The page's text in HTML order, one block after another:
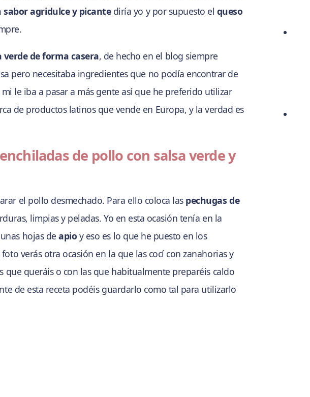
agridulce y picantediría yo y por supuesto el queso
de forma casera, de hecho en el blog siempre
pero necesitaba ingredientes que no podía encontrar de
le iba a pasar a más gente así que he preferido utilizar
de productos latinos que vende en Europa, y la verdad es
de pollo con salsa verde y
el pollo desmechado. Para ello coloca las pechugas de
limpias y peladas. Yo en esta ocasión tenía en la
hojas deapio y eso es lo que he puesto en los
verás otra ocasión en la que las cocí con zanahorias y
que queráis o con las que habitualmente preparéis caldo
de esta receta podéis guardarlo como tal para utilizarlo